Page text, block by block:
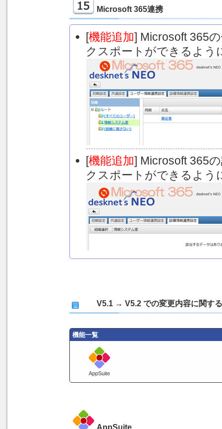
Microsoft 365連携
[機能追加] Microsoft 365
クスポートができるよう
[機能追加] Microsoft 365
クスポートができるよう
V5.1 → V5.2 での変更内容に関す
機能一覧
AppSuite
AppSuite